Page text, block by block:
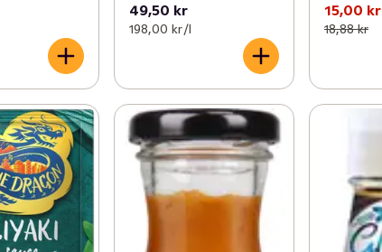
49,50 kr
198,00 kr /l
15,00 kr
18,88 kr